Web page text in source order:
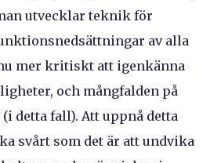
utvecklar teknik för
av alla
mer kritiskt att igenkänna
och mångfalden på
detta fall). Att uppnå detta
svårt som det är att undvika